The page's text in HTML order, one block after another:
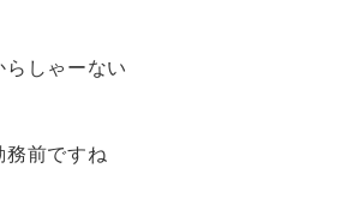
らしゃーない
務前ですね